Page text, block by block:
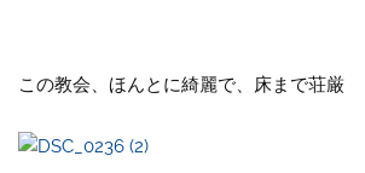
この教会、ほんとに綺麗で、床まで荘厳